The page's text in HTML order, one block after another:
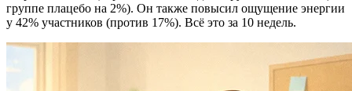
группе плацебо на 2%). Он также повысил ощущение энергии
у 42% участников (против 17%). Всё это за 10 недель.